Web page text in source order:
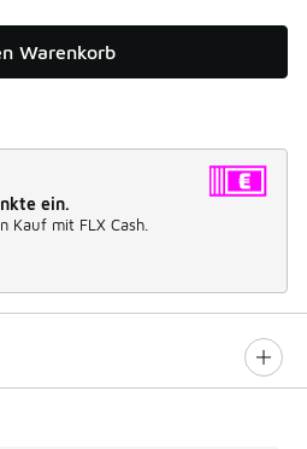
Warenkorb
ein.
Kauf mit FLX Cash.